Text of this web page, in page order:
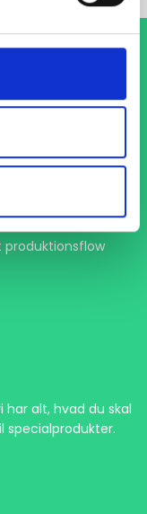
til at levere
alt, hvad du skal
specialprodukter.